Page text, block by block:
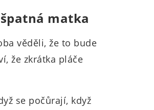
matka
věděli, že to bude
že zkrátka pláče
se počůrají, když